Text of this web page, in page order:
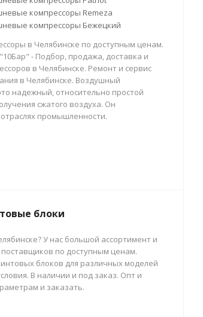
компрессоры Remeza
компрессоры Бежецкий
в Челябинске по доступным ценам.
- Подбор, продажа, доставка и
в Челябинске. Ремонт и сервис
в Челябинске. Воздушный
надежный, относительно простой
сжатого воздуха. Он
промышленности.
блоки
У нас большой ассортимент и
по доступным ценам.
блоков для различных моделей
В наличии и под заказ. Опт и
и заказать.